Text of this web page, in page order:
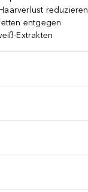
reduzieren
entgegen
Extrakten